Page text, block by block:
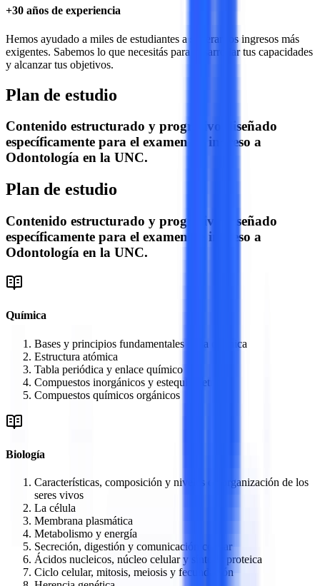
+30 años de experiencia
Hemos ayudado a miles de estudiantes a superar los ingresos más
exigentes. Sabemos lo que necesitás para desarrollar tus capacidades
y alcanzar tus objetivos.
Plan de estudio
Contenido estructurado y progresivo diseñado
específicamente para el examen de ingreso a
Odontología en la UNC.
Plan de estudio
Contenido estructurado y progresivo diseñado
específicamente para el examen de ingreso a
Odontología en la UNC.
Química
Bases y principios fundamentales de la química
Estructura atómica
Tabla periódica y enlace químico
Compuestos inorgánicos y estequiometría
Compuestos químicos orgánicos
Biología
Características, composición y niveles de organización de los
seres vivos
La célula
Membrana plasmática
Metabolismo y energía
Secreción, digestión y comunicación celular
Ácidos nucleicos, núcleo celular y síntesis proteica
Ciclo celular, mitosis, meiosis y fecundación